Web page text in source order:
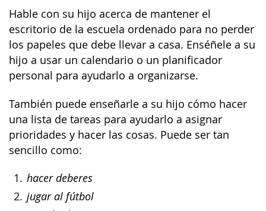
Hable con su hijo acerca de mantener el
escritorio de la escuela ordenado para no perder
los papeles que debe llevar a casa. Enséñele a su
hijo a usar un calendario o un planificador
personal para ayudarlo a organizarse.
También puede enseñarle a su hijo cómo hacer
una lista de tareas para ayudarlo a asignar
prioridades y hacer las cosas. Puede ser tan
sencillo como:
hacer deberes
jugar al fútbol